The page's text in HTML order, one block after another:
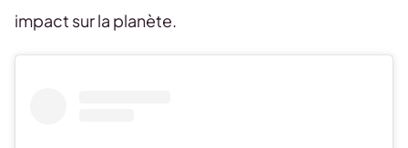
impact sur la planète.